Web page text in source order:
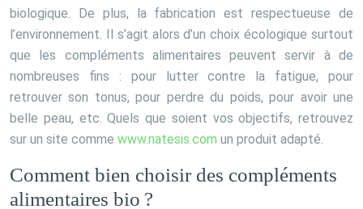
biologique. De plus, la fabrication est respectueuse de
l’environnement. Il s’agit alors d’un choix écologique surtout
que les compléments alimentaires peuvent servir à de
nombreuses fins : pour lutter contre la fatigue, pour
retrouver son tonus, pour perdre du poids, pour avoir une
belle peau, etc. Quels que soient vos objectifs, retrouvez
sur un site comme www.natesis.com un produit adapté.
Comment bien choisir des compléments
alimentaires bio ?